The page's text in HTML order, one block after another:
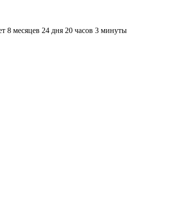
8 месяцев 24 дня 20 часов 3 минуты